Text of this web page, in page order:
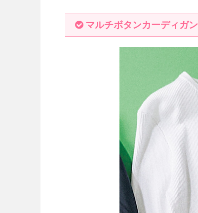
マルチボタンカーディガン